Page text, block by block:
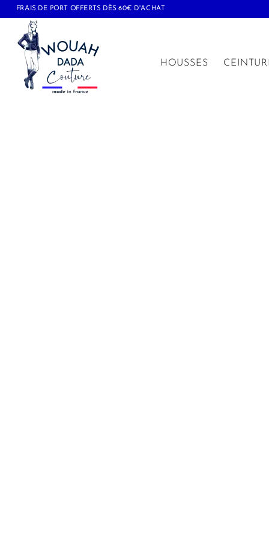
FRAIS DE PORT OFFERTS DÈS 60€ D'ACHAT
HOUSSES